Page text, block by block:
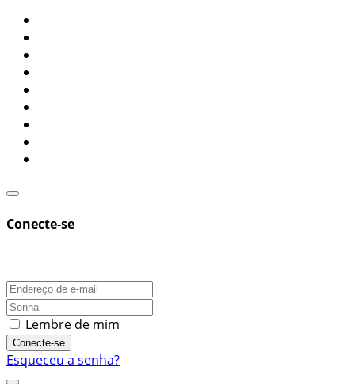
Conecte-se
Lembre de mim
Conecte-se
Esqueceu a senha?